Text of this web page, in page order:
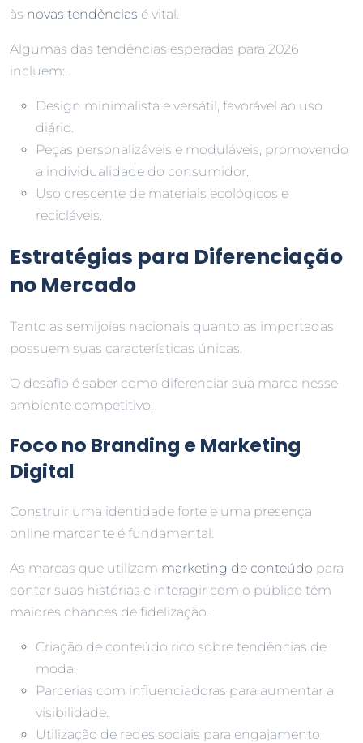
às novas tendências é vital.
Algumas das tendências esperadas para 2026
incluem:.
Design minimalista e versátil, favorável ao uso
diário.
Peças personalizáveis e moduláveis, promovendo
a individualidade do consumidor.
Uso crescente de materiais ecológicos e
recicláveis.
Estratégias para Diferenciação
no Mercado
Tanto as semijoias nacionais quanto as importadas
possuem suas características únicas.
O desafio é saber como diferenciar sua marca nesse
ambiente competitivo.
Foco no Branding e Marketing
Digital
Construir uma identidade forte e uma presença
online marcante é fundamental.
As marcas que utilizam marketing de conteúdo para
contar suas histórias e interagir com o público têm
maiores chances de fidelização.
Criação de conteúdo rico sobre tendências de
moda.
Parcerias com influenciadoras para aumentar a
visibilidade.
Utilização de redes sociais para engajamento